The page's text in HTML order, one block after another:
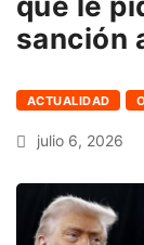
sanción
ACTUALIDAD
julio 6, 2026